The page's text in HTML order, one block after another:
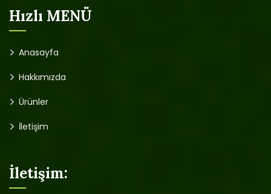
Hızlı MENÜ
Anasayfa
Hakkımızda
Ürünler
İletişim
İletişim: